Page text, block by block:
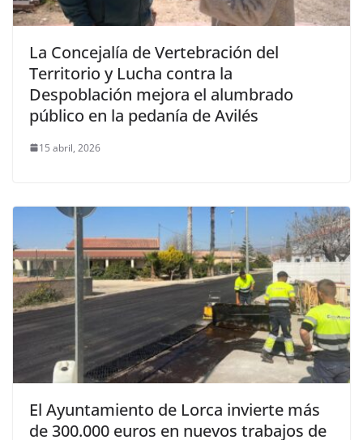
La Concejalía de Vertebración del
Territorio y Lucha contra la
Despoblación mejora el alumbrado
público en la pedanía de Avilés
15 abril, 2026
El Ayuntamiento de Lorca invierte más
de 300.000 euros en nuevos trabajos de